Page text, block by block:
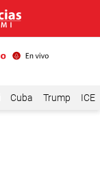
Cuba Trump ICE